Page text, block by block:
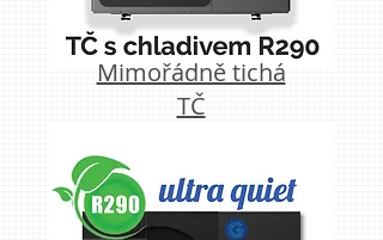
Mimořádně tichá
TČ